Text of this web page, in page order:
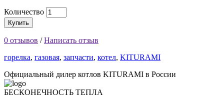
Количество
Купить
0 отзывов /Написать отзыв
горелка, газовая, запчасти, котел, KITURAMI
Официальный дилер котлов KITURAMI в России
БЕСКОНЕЧНОСТЬ ТЕПЛА